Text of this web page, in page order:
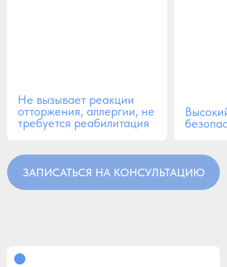
Выводит из организма
токсические вещества
веществ, активизирует
иммунитет